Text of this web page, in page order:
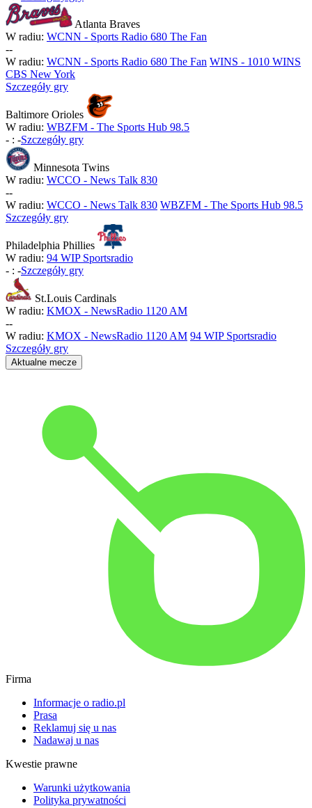
Atlanta Braves
W radiu: WCNN - Sports Radio 680 The Fan
--
W radiu: WCNN - Sports Radio 680 The Fan WINS - 1010 WINS
CBS New York
Szczegóły gry
Baltimore Orioles
W radiu: WBZFM - The Sports Hub 98.5
- : -Szczegóły gry
Minnesota Twins
W radiu: WCCO - News Talk 830
--
W radiu: WCCO - News Talk 830 WBZFM - The Sports Hub 98.5
Szczegóły gry
Philadelphia Phillies
W radiu: 94 WIP Sportsradio
- : -Szczegóły gry
St.Louis Cardinals
W radiu: KMOX - NewsRadio 1120 AM
--
W radiu: KMOX - NewsRadio 1120 AM 94 WIP Sportsradio
Szczegóły gry
Aktualne mecze
Firma
Informacje o radio.pl
Prasa
Reklamuj się u nas
Nadawaj u nas
Kwestie prawne
Warunki użytkowania
Polityka prywatności